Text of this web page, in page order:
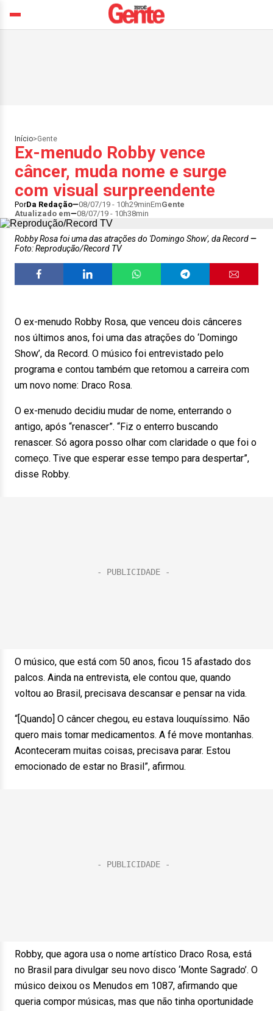
Início>Gente
Ex-menudo Robby vence
câncer, muda nome e surge
com visual surpreendente
PorDa Redação 08/07/19 - 10h29minEmGente
Atualizado em
08/07/19 - 10h38min
Robby Rosa foi uma das atrações do 'Domingo Show', da Record
Foto: Reprodução/Record TV
O ex-menudo Robby Rosa, que venceu dois cânceres
nos últimos anos, foi uma das atrações do ‘Domingo
Show’, da Record. O músico foi entrevistado pelo
programa e contou também que retomou a carreira com
um novo nome: Draco Rosa.
O ex-menudo decidiu mudar de nome, enterrando o
antigo, após “renascer”. “Fiz o enterro buscando
renascer. Só agora posso olhar com claridade o que foi o
começo. Tive que esperar esse tempo para despertar”,
disse Robby.
O músico, que está com 50 anos, ficou 15 afastado dos
palcos. Ainda na entrevista, ele contou que, quando
voltou ao Brasil, precisava descansar e pensar na vida.
“[Quando] O câncer chegou, eu estava louquíssimo. Não
quero mais tomar medicamentos. A fé move montanhas.
Aconteceram muitas coisas, precisava parar. Estou
emocionado de estar no Brasil”, afirmou.
Robby, que agora usa o nome artístico Draco Rosa, está
no Brasil para divulgar seu novo disco ‘Monte Sagrado’. O
músico deixou os Menudos em 1087, afirmando que
queria compor músicas, mas que não tinha oportunidade